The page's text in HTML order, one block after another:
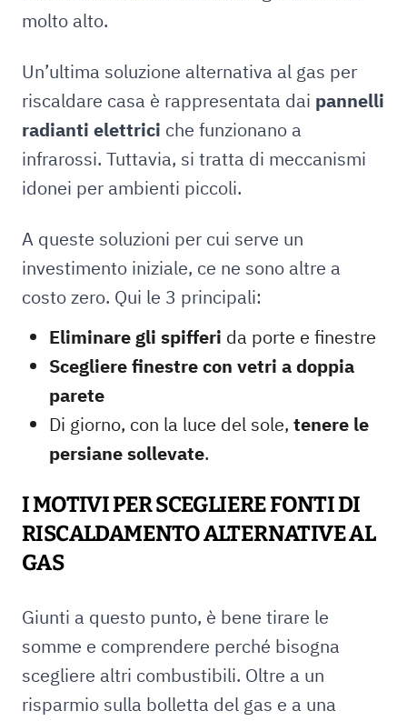
molto alto.
Un’ultima soluzione alternativa al gas per
riscaldare casa è rappresentata dai pannelli
radianti elettrici che funzionano a
infrarossi. Tuttavia, si tratta di meccanismi
idonei per ambienti piccoli.
A queste soluzioni per cui serve un
investimento iniziale, ce ne sono altre a
costo zero. Qui le 3 principali:
Eliminare gli spifferi da porte e finestre
Scegliere finestre con vetri a doppia
parete
Di giorno, con la luce del sole, tenere le
persiane sollevate.
I MOTIVI PER SCEGLIERE FONTI DI
RISCALDAMENTO ALTERNATIVE AL
GAS
Giunti a questo punto, è bene tirare le
somme e comprendere perché bisogna
scegliere altri combustibili. Oltre a un
risparmio sulla bolletta del gas e a una